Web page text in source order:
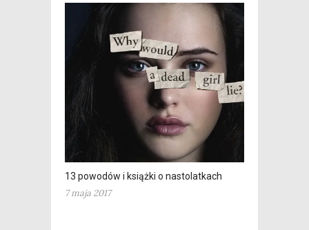
13 powodów i książki o nastolatkach
7 maja 2017